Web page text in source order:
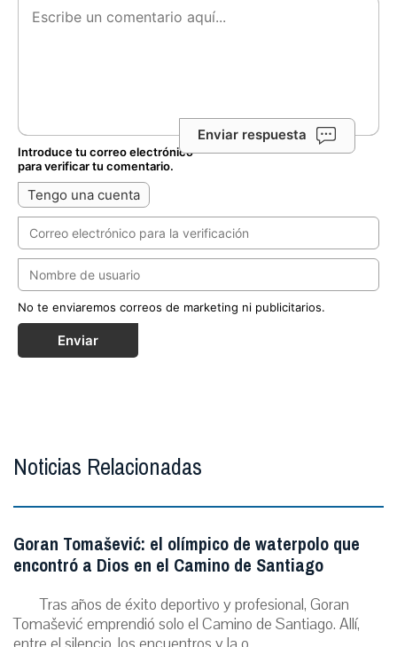
Enviar respuesta
Introduce tu correo electrónico
para verificar tu comentario.
Tengo una cuenta
No te enviaremos correos de marketing ni publicitarios.
Enviar
Noticias Relacionadas
Goran Tomašević: el olímpico de waterpolo que
encontró a Dios en el Camino de Santiago
Tras años de éxito deportivo y profesional, Goran
Tomašević emprendió solo el Camino de Santiago. Allí,